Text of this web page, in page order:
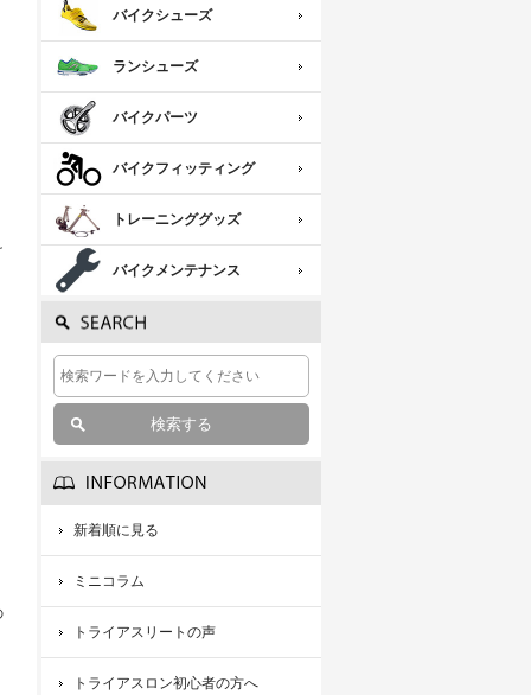
バイクシューズ
ランシューズ
バイクパーツ
バイクフィッティング
トレーニンググッズ
バイクメンテナンス
新着順に見る
ミニコラム
トライアスリートの声
トライアスロン初心者の方へ